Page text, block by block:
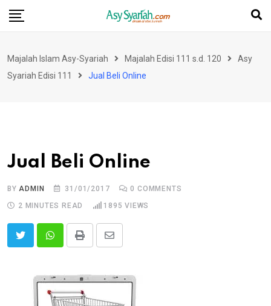
Skip
Majalah Islam Asy-Syariah Majalah Edisi 111 s.d. 120
Asy
Syariah Edisi 111
Jual Beli Online
Jual Beli Online
BY ADMIN 31/01/2017 0 COMMENTS
2 MINUTES READ
1895 VIEWS
Print
Share
Email